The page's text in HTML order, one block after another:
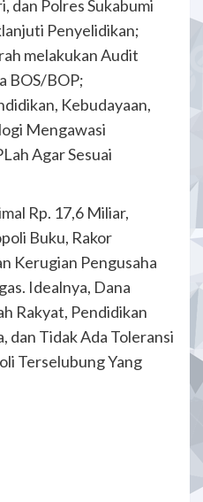
dan Polres Sukabumi
Penyelidikan;
melakukan Audit
BOS/BOP;
Kebudayaan,
Mengawasi
Agar Sesuai
Rp. 17,6 Miliar,
Buku, Rakor
Kerugian Pengusaha
Idealnya, Dana
Rakyat, Pendidikan
dan Tidak Ada Toleransi
Terselubung Yang